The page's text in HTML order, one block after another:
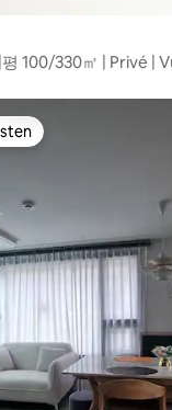
100/330㎡ | Privé |